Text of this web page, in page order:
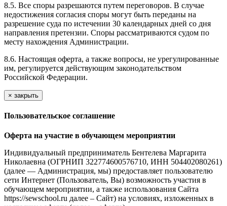
8.5. Все споры разрешаются путем переговоров. В случае
недостижения согласия споры могут быть переданы на
разрешение суда по истечении 30 календарных дней со дня
направления претензии. Споры рассматриваются судом по
месту нахождения Администрации.
8.6. Настоящая оферта, а также вопросы, не урегулированные
им, регулируется действующим законодательством
Российской Федерации.
× закрыть
Пользовательское соглашение
Оферта на участие в обучающем мероприятии
Индивидуальный предприниматель Бентелева Маргарита
Николаевна (ОГРНИП 322774600576710, ИНН 504402080261)
(далее — Администрация, мы) предоставляет пользователю
сети Интернет (Пользователь, Вы) возможность участия в
обучающем мероприятии, а также использования Сайта
https://sewschool.ru далее – Сайт) на условиях, изложенных в